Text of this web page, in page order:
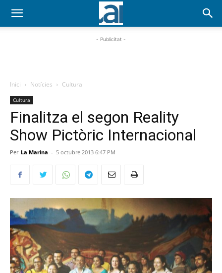
- Publicitat -
Inici Notícies Cultura
Cultura
Finalitza el segon Reality
Show Pictòric Internacional
Per La Marina - 5 octubre 2013 6:47 PM